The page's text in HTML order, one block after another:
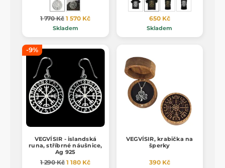
1 770 Kč 1 570 Kč
Skladem
650 Kč
Skladem
-9%
VEGVÍSIR - islandská
runa, stříbrné náušnice,
Ag 925
1 290 Kč 1 180 Kč
VEGVÍSIR, krabička na
šperky
390 Kč